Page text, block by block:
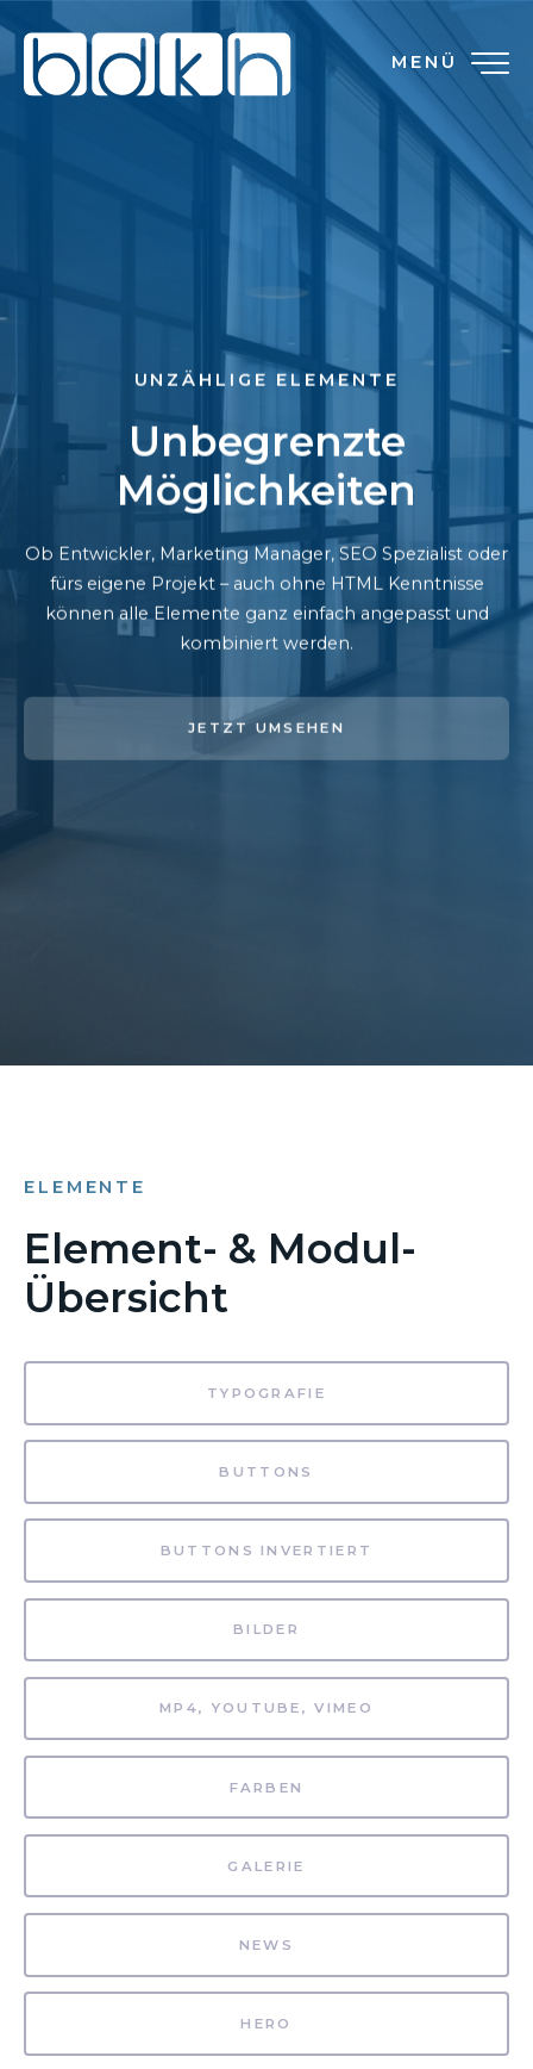
MENÜ
UNZÄHLIGE ELEMENTE
Unbegrenzte
Möglichkeiten
Ob Entwickler, Marketing Manager, SEO Spezialist oder
fürs eigene Projekt – auch ohne HTML Kenntnisse
können alle Elemente ganz einfach angepasst und
kombiniert werden.
JETZT UMSEHEN
ELEMENTE
Element- & Modul-
Übersicht
TYPOGRAFIE
BUTTONS
BUTTONS INVERTIERT
BILDER
MP4, YOUTUBE, VIMEO
FARBEN
GALERIE
NEWS
HERO